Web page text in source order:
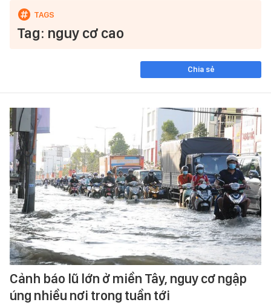
Tag: nguy cơ cao
Chia sẻ
Cảnh báo lũ lớn ở miền Tây, nguy cơ ngập
úng nhiều nơi trong tuần tới